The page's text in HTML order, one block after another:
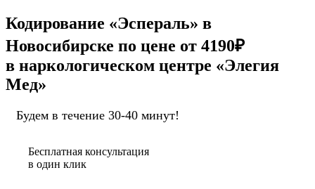
Кодирование «Эспераль» в
Новосибирске по цене от 4190₽
в наркологическом центре «Элегия
Мед»
Будем в течение 30-40 минут!
Бесплатная консультация
в один клик